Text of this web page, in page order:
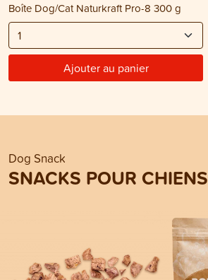
Boîte Dog/Cat Naturkraft Pro-8 300 g
Ajouter au panier
Dog Snack
SNACKS POUR CHIENS